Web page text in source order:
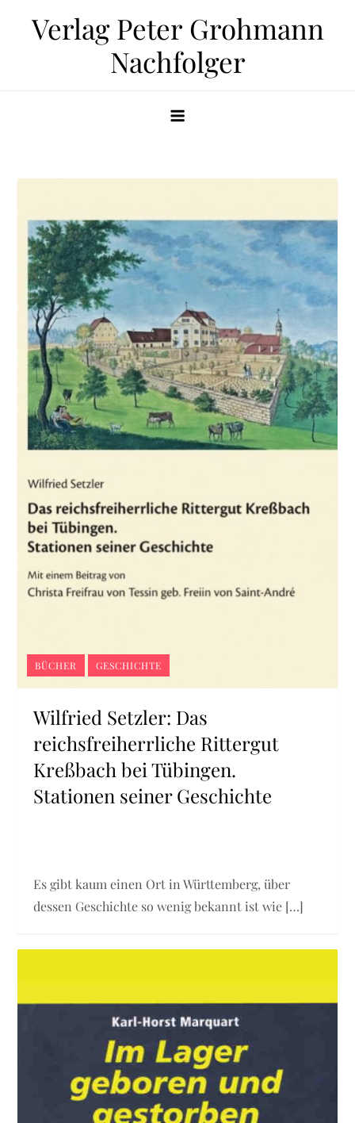
Verlag Peter Grohmann
Nachfolger
BÜCHER GESCHICHTE
Wilfried Setzler: Das
reichsfreiherrliche Rittergut
Kreßbach bei Tübingen.
Stationen seiner Geschichte
Es gibt kaum einen Ort in Württemberg, über
dessen Geschichte so wenig bekannt ist wie […]